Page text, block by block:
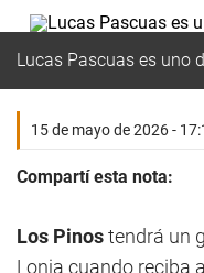
Lucas Pascuas es uno
15 de mayo de 2026 -
Compartí esta nota:
Los Pinostendrá un
Lonja cuando reciba